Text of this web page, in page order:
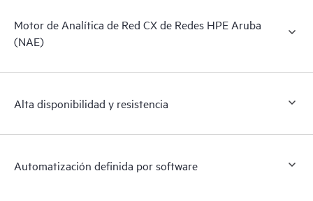
Motor de Analítica de Red CX de Redes HPE Aruba
(NAE)
Alta disponibilidad y resistencia
Automatización definida por software